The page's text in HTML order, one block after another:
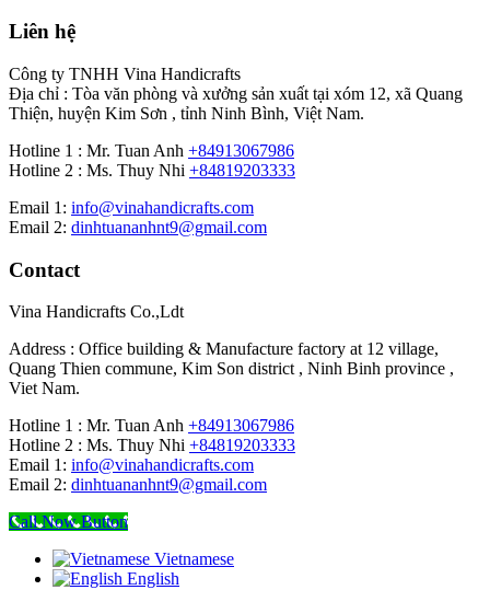
Liên hệ
Công ty TNHH Vina Handicrafts
Địa chỉ : Tòa văn phòng và xưởng sản xuất tại xóm 12, xã Quang
Thiện, huyện Kim Sơn , tỉnh Ninh Bình, Việt Nam.
Hotline 1 : Mr. Tuan Anh +84913067986
Hotline 2 : Ms. Thuy Nhi +84819203333
Email 1: info@vinahandicrafts.com
Email 2: dinhtuananhnt9@gmail.com
Contact
Vina Handicrafts Co.,Ldt
Address : Office building & Manufacture factory at 12 village,
Quang Thien commune, Kim Son district , Ninh Binh province ,
Viet Nam.
Hotline 1 : Mr. Tuan Anh +84913067986
Hotline 2 : Ms. Thuy Nhi +84819203333
Email 1: info@vinahandicrafts.com
Email 2: dinhtuananhnt9@gmail.com
Call Now Button
Vietnamese
English